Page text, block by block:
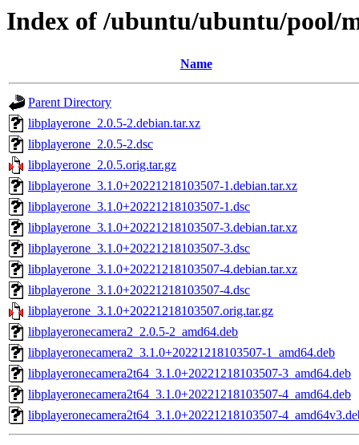
Index of /ubuntu/ubuntu/pool/
Name
Parent Directory
libplayerone_2.0.5-2.debian.tar.xz
libplayerone_2.0.5-2.dsc
libplayerone_2.0.5.orig.tar.gz
libplayerone_3.1.0+20221218103507-1.debian.tar.xz
libplayerone_3.1.0+20221218103507-1.dsc
libplayerone_3.1.0+20221218103507-3.debian.tar.xz
libplayerone_3.1.0+20221218103507-3.dsc
libplayerone_3.1.0+20221218103507-4.debian.tar.xz
libplayerone_3.1.0+20221218103507-4.dsc
libplayerone_3.1.0+20221218103507.orig.tar.gz
libplayeronecamera2_2.0.5-2_amd64.deb
libplayeronecamera2_3.1.0+20221218103507-1_amd64.deb
libplayeronecamera2t64_3.1.0+20221218103507-3_amd64.deb
libplayeronecamera2t64_3.1.0+20221218103507-4_amd64.deb
libplayeronecamera2t64_3.1.0+20221218103507-